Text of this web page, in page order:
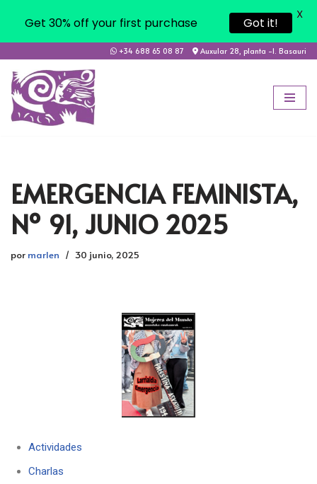
Saltar
al
contenido
+34 688 65 08 87 Auxular 28, planta -1. Basauri
EMERGENCIA FEMINISTA,
Nº 91, JUNIO 2025
por marlen 30 junio, 2025
Actividades
Charlas
Get 30% off your first purchase Got it!
X